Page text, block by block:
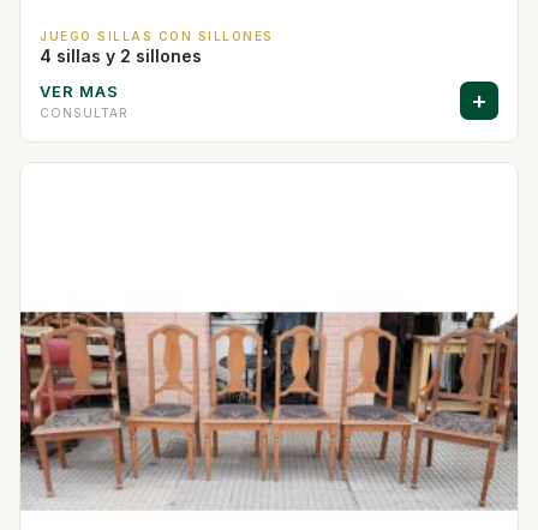
JUEGO SILLAS CON SILLONES
4 sillas y 2 sillones
VER MAS
CONSULTAR +